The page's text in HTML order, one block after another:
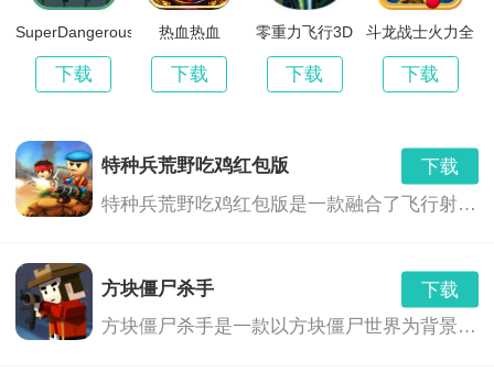
孙美琪疑案王爱国
版本：v1.0.0 265.91 MB
下载
v1.0 956.00 MB
孙美琪疑案陈庭君
v1.0 100.00 MB
下载
孙美琪疑案兰芝
v1.0.0 912.00 MB
下载
孙美琪疑案王勇
SuperDangerousDungeons
下载
热血热血
下载
零重力飞行3D
下载
斗龙战士火力全
下载
特种兵荒野吃鸡红包版
下载
特种兵荒野吃鸡红包版是一款融合了飞行射击、角色扮演和射击冒险等多种玩法的游戏。玩家将扮演一名特种兵，在荒野中展开一场刺激的生存之战。游戏中，玩家需要利用各种武器和技能，与敌人展开激烈的战斗，同时还要面对各种危险和挑战，如巨型boss、恶劣天气等。此外，游戏中还融入了红包奖励机制，玩家可以通过完成任务或击败敌人获得红包奖励，与其他玩家进行互动交流。
方块僵尸杀手
下载
方块僵尸杀手是一款以方块僵尸世界为背景的飞行射击游戏。在这个世界里，你需要面对不断涌现的僵尸，使用各种武器和道具，来保卫你的家园，寻找生存之路。